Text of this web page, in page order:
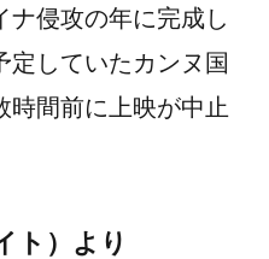
侵攻の年に完成し
定していたカンヌ国
時間前に上映が中止
ト）より